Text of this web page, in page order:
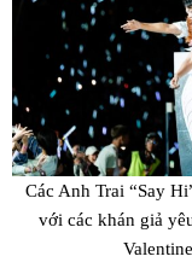
Các Anh Trai “Say
với các khán giả